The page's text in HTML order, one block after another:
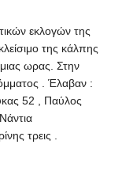
εκλογών της
της κάλπης
ωρας. Στην
. Έλαβαν :
52 , Παύλος
τρεις .